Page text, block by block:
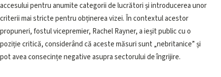
accesului pentru anumite categorii de lucrători și introducerea unor
criterii mai stricte pentru obținerea vizei. În contextul acestor
propuneri, fostul vicepremier, Rachel Rayner, a ieșit public cu o
poziție critică, considerând că aceste măsuri sunt „nebritanice” și
pot avea consecințe negative asupra sectorului de îngrijire.